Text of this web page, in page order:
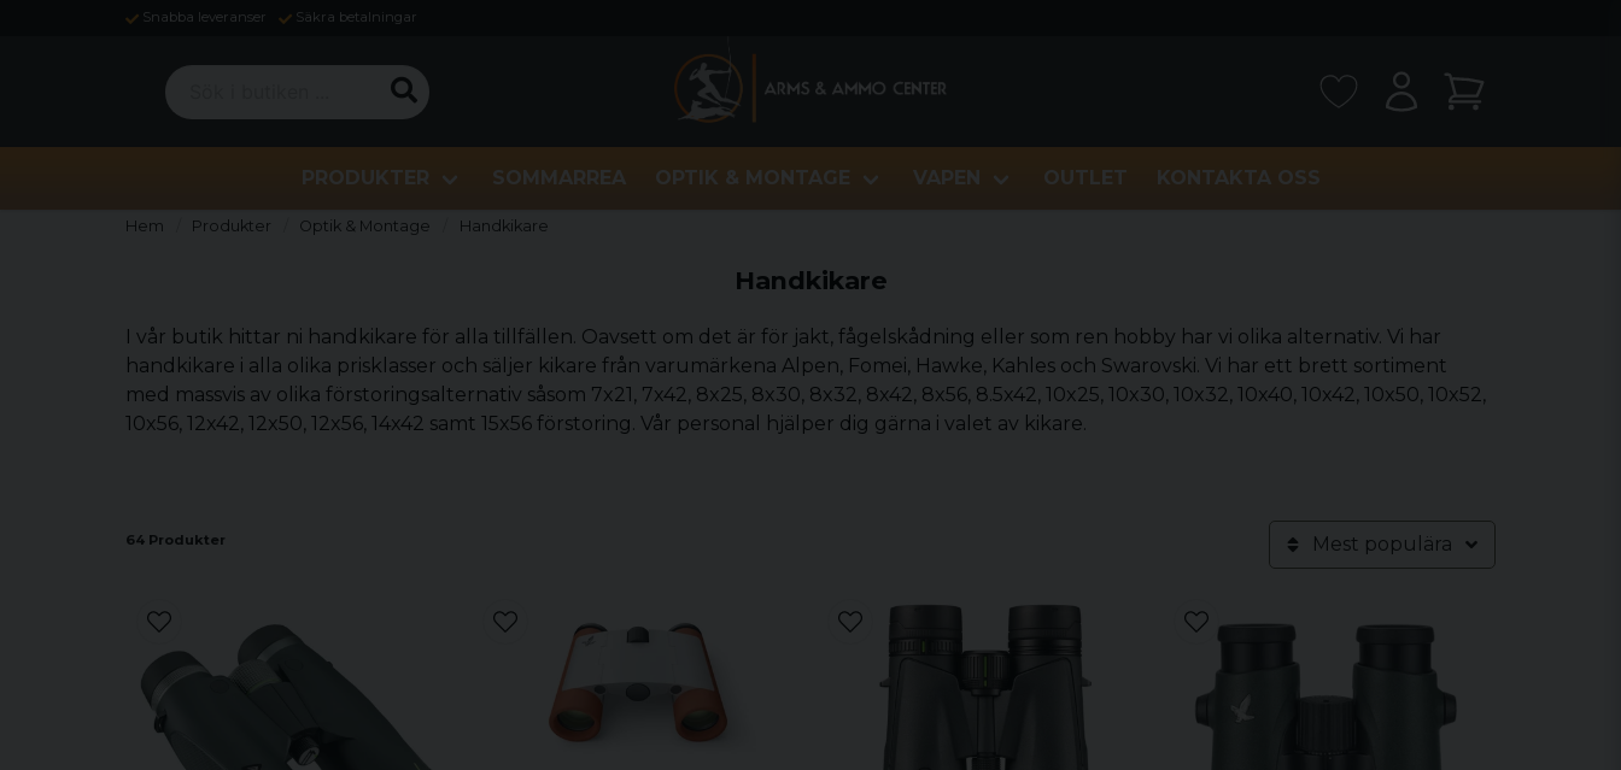
Snabba leveranser Säkra betalningar
Sök i butiken ...
PRODUKTER SOMMARREA OPTIK & MONTAGE VAPEN OUTLET KONTAKTA OSS
Hem Produkter Optik & Montage Handkikare
Handkikare
I vår butik hittar ni handkikare för alla tillfällen. Oavsett om det är för jakt, fågelskådning eller som ren hobby har vi olika alternativ. Vi har
handkikare i alla olika prisklasser och säljer kikare från varumärkena Alpen, Fomei, Hawke, Kahles och Swarovski. Vi har ett brett sortiment
med massvis av olika förstoringsalternativ såsom 7x21, 7x42, 8x25, 8x30, 8x32, 8x42, 8x56, 8.5x42, 10x25, 10x30, 10x32, 10x40, 10x42, 10x50, 10x52,
10x56, 12x42, 12x50, 12x56, 14x42 samt 15x56 förstoring. Vår personal hjälper dig gärna i valet av kikare.
64 Produkter Mest populära